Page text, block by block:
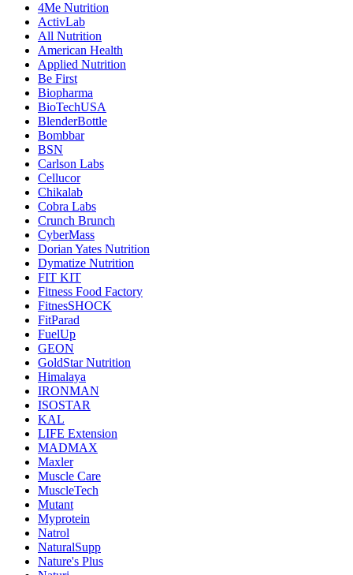
4Me Nutrition
ActivLab
All Nutrition
American Health
Applied Nutrition
Be First
Biopharma
BioTechUSA
BlenderBottle
Bombbar
BSN
Carlson Labs
Cellucor
Chikalab
Cobra Labs
Crunch Brunch
CyberMass
Dorian Yates Nutrition
Dymatize Nutrition
FIT KIT
Fitness Food Factory
FitnesSHOCK
FitParad
FuelUp
GEON
GoldStar Nutrition
Himalaya
IRONMAN
ISOSTAR
KAL
LIFE Extension
MADMAX
Maxler
Muscle Care
MuscleTech
Mutant
Myprotein
Natrol
NaturalSupp
Nature's Plus